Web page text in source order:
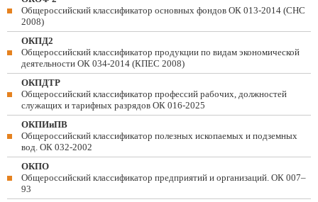
Общероссийский классификатор основных фондов ОК 013-2014 (СНС
2008)
ОКПД2
Общероссийский классификатор продукции по видам экономической
деятельности ОК 034-2014 (КПЕС 2008)
ОКПДТР
Общероссийский классификатор профессий рабочих, должностей
служащих и тарифных разрядов ОК 016-2025
ОКПИиПВ
Общероссийский классификатор полезных ископаемых и подземных
вод. ОК 032-2002
ОКПО
Общероссийский классификатор предприятий и организаций. ОК 007–
93